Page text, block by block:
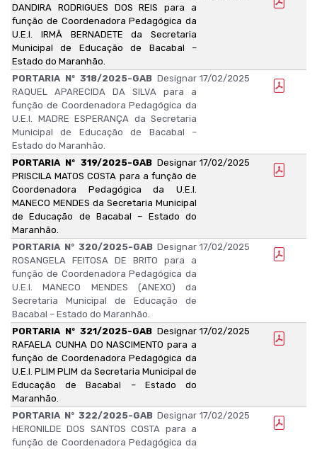
DANDIRA RODRIGUES DOS REIS para a
função de Coordenadora Pedagógica da
U.E.I. IRMÃ BERNADETE da Secretaria
Municipal de Educação de Bacabal –
Estado do Maranhão.
PORTARIA Nº 318/2025-GAB Designar
RAQUEL APARECIDA DA SILVA para a
função de Coordenadora Pedagógica da
U.E.I. MADRE ESPERANÇA da Secretaria
Municipal de Educação de Bacabal –
Estado do Maranhão.
17/02/2025
PORTARIA Nº 319/2025-GAB Designar
PRISCILA MATOS COSTA para a função de
Coordenadora Pedagógica da U.E.I.
MANECO MENDES da Secretaria Municipal
de Educação de Bacabal – Estado do
Maranhão.
17/02/2025
PORTARIA Nº 320/2025-GAB Designar
ROSANGELA FEITOSA DE BRITO para a
função de Coordenadora Pedagógica da
U.E.I. MANECO MENDES (ANEXO) da
Secretaria Municipal de Educação de
Bacabal – Estado do Maranhão.
17/02/2025
PORTARIA Nº 321/2025-GAB Designar
RAFAELA CUNHA DO NASCIMENTO para a
função de Coordenadora Pedagógica da
U.E.I. PLIM PLIM da Secretaria Municipal de
Educação de Bacabal – Estado do
Maranhão.
17/02/2025
PORTARIA Nº 322/2025-GAB Designar
HERONILDE DOS SANTOS COSTA para a
função de Coordenadora Pedagógica da
17/02/2025